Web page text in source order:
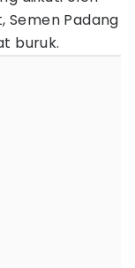
Semen Padang
buruk.